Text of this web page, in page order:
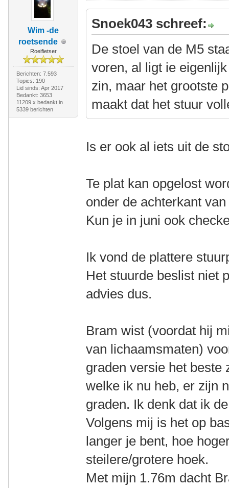
Wim -de
roetsende
Roeifietser
Berichten: 7.593
Topics: 190
Lid sinds: Apr 2017
Bedankt: 3653
11209 x bedankt in
5339 berichten
Snoek043 schreef:
De stoel van de M5
voren, al ligt ie
zin, maar het grootste
maakt dat het stuur
Is er ook al iets uit de
Te plat kan opgelost
onder de achterkant
Kun je in juni ook
Ik vond de plattere
Het stuurde beslist niet
advies dus.
Bram wist (voordat hij
van lichaamsmaten)
graden versie het beste
welke ik nu heb, er zijn
graden. Ik denk dat ik
Volgens mij is het op
langer je bent, hoe
steilere/grotere hoek.
Met mijn 1.76m dacht